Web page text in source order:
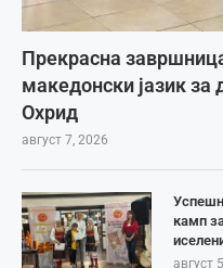
Прекрасна
македонски јазик за
Охрид
август 7, 2026
камп
август